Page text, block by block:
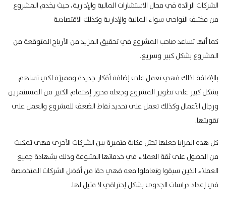
الشركات الرائدة في مجال الاستشارات المالية والإدارية، حيث يخدم المشروع
من مختلف النواحي سواء المالية والإدارية وكذلك الاقتصادية
كما أنها تساعد صاحب المشروع في تحقيق المزيد من الأرباح المتوقعة من
المشروع بشكل كبير وسريع.
بالإضافة لذلك فهي تعمل على إضافة أفكار جديدة ومميزة لكي تساهم
بشكل كبير على تطوير المشروع وجعله محور إهتمام الكثير من المستثمرين
ورجال الأعمال وكذلك تعمل على تحديد نقاط الضعف للمشروع والعمل على
تقويتها.
كل هذه المزايا جعلها تحتل مكانة متميزة بين الشركات الأخرى فهي تمكنت
من الحصول على ثقة العملاء في خدماتها المتنوعة وذلك بشهادة جميع
العملاء الذين سبقوا وتعاملوا معه فهي حقا من أفضل الشركات المتخصصة
في إعداد دراسات الجدوى بشكل إحترافي لا مثيل لها.